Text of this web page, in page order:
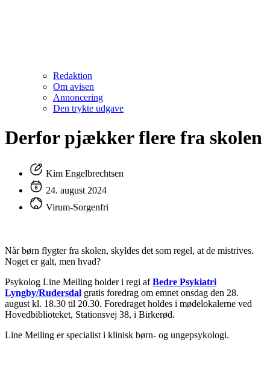
Redaktion
Om avisen
Annoncering
Den trykte udgave
Derfor pjækker flere fra skolen
Kim Engelbrechtsen
24. august 2024
Virum-Sorgenfri
Når børn flygter fra skolen, skyldes det som regel, at de mistrives.
Noget er galt, men hvad?
Psykolog Line Meiling holder i regi afBedre Psykiatri
Lyngby/Rudersdal gratis foredrag om emnet onsdag den 28.
august kl. 18.30 til 20.30. Foredraget holdes i mødelokalerne ved
Hovedbiblioteket, Stationsvej 38, i Birkerød.
Line Meiling er specialist i klinisk børn- og ungepsykologi.